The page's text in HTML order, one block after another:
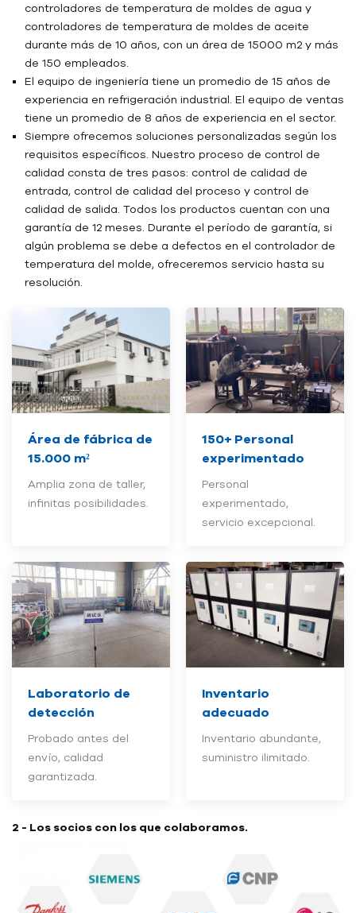
controladores de temperatura de moldes de agua y
controladores de temperatura de moldes de aceite
durante más de 10 años, con un área de 15000 m2 y más
de 150 empleados.
El equipo de ingeniería tiene un promedio de 15 años de
experiencia en refrigeración industrial. El equipo de ventas
tiene un promedio de 8 años de experiencia en el sector.
Siempre ofrecemos soluciones personalizadas según los
requisitos específicos. Nuestro proceso de control de
calidad consta de tres pasos: control de calidad de
entrada, control de calidad del proceso y control de
calidad de salida. Todos los productos cuentan con una
garantía de 12 meses. Durante el período de garantía, si
algún problema se debe a defectos en el controlador de
temperatura del molde, ofreceremos servicio hasta su
resolución.
Área de fábrica de
15.000 m²
Amplia zona de taller,
infinitas posibilidades.
150+ Personal
experimentado
Personal
experimentado,
servicio excepcional.
Laboratorio de
detección
Probado antes del
envío, calidad
garantizada.
Inventario
adecuado
Inventario abundante,
suministro ilimitado.
2 - Los socios con los que colaboramos.